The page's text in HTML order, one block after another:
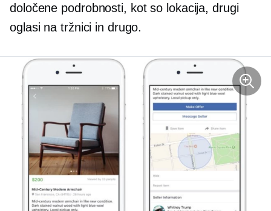
določene podrobnosti, kot so lokacija, drugi
oglasi na tržnici in drugo.